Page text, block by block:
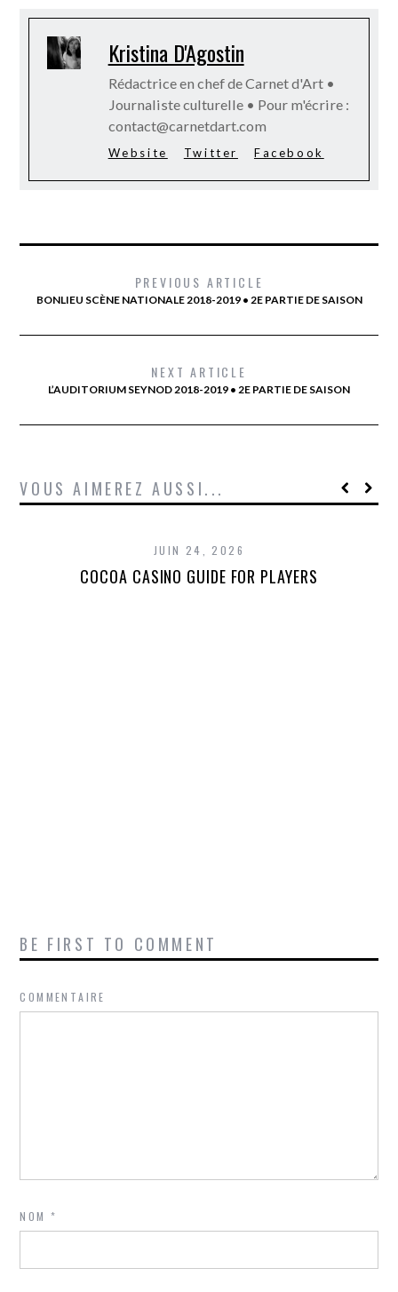
Kristina D'Agostin
Rédactrice en chef de Carnet d'Art •
Journaliste culturelle • Pour m'écrire :
contact@carnetdart.com
Website Twitter Facebook
PREVIOUS ARTICLE
BONLIEU SCÈNE NATIONALE 2018-2019 • 2E PARTIE DE SAISON
NEXT ARTICLE
L’AUDITORIUM SEYNOD 2018-2019 • 2E PARTIE DE SAISON
VOUS AIMEREZ AUSSI...
JUIN 24, 2026
COCOA CASINO GUIDE FOR PLAYERS
BE FIRST TO COMMENT
COMMENTAIRE
NOM*